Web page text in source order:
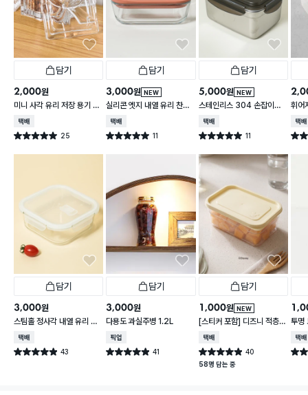
담기
2,000원
미니 사각 유리 저장 용기 13
0 ml
택배배송
별점 5.0점 25
건 작성
담기
NEW
3,000원
실리콘 엣지 내열 유리 찬통
550 ml
택배배송
별점 5.0점 11
건 작성
담기
NEW
5,000원
스테인리스 304 손잡이형
대용량 찬통 2.2 L
택배배송
별점 5.0점 11
건 작성
휘어
2 L
택배
별점
담기
3,000원
스팀홀 정사각 내열 유리 찬
통 1.2 L
택배배송
별점 4.9점 43
건 작성
담기
3,000원
다용도 과실주병 1.2L
매장픽업
별점 4.9점 41
건 작성
담기
NEW
1,000원
[스티커 포함] 디즈니 적층
가능한 말랑핏 600 ml 아
이보리
택배배송
별점 4.9점 40
건 작성
58명 담는 중
투명
택배
별점